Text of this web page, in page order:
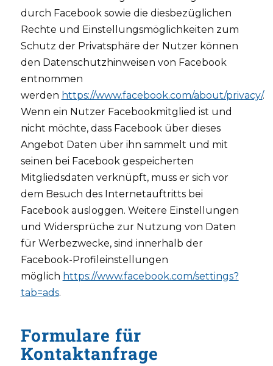
durch Facebook sowie die diesbezüglichen
Rechte und Einstellungsmöglichkeiten zum
Schutz der Privatsphäre der Nutzer können
den Datenschutzhinweisen von Facebook
entnommen
werden https://www.facebook.com/about/privacy/.
Wenn ein Nutzer Facebookmitglied ist und
nicht möchte, dass Facebook über dieses
Angebot Daten über ihn sammelt und mit
seinen bei Facebook gespeicherten
Mitgliedsdaten verknüpft, muss er sich vor
dem Besuch des Internetauftritts bei
Facebook ausloggen. Weitere Einstellungen
und Widersprüche zur Nutzung von Daten
für Werbezwecke, sind innerhalb der
Facebook-Profileinstellungen
möglich https://www.facebook.com/settings?
tab=ads.
Formulare für
Kontaktanfrage